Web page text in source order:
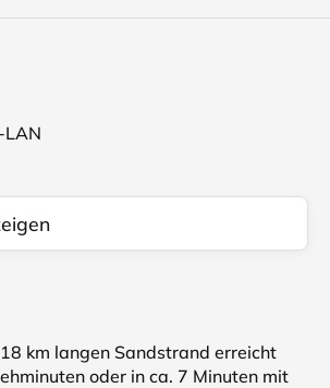
LAN
km langen Sandstrand erreicht
oder in ca. 7 Minuten mit